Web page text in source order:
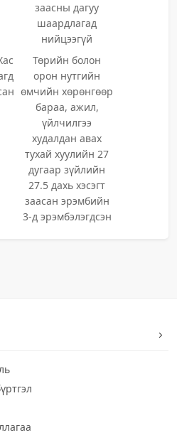
заасны дагуу
шаардлагад
нийцээгүй
Төрийн болон
орон нутгийн
өмчийн хөрөнгөөр
бараа, ажил,
үйлчилгээ
худалдан авах
тухай хуулийн 27
дугаар зүйлийн
27.5 дахь хэсэгт
заасан эрэмбийн
3-д эрэмбэлэгдсэн